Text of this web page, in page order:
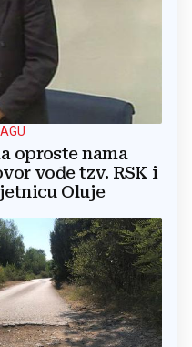
oproste nama
vođe tzv. RSK i
Oluje